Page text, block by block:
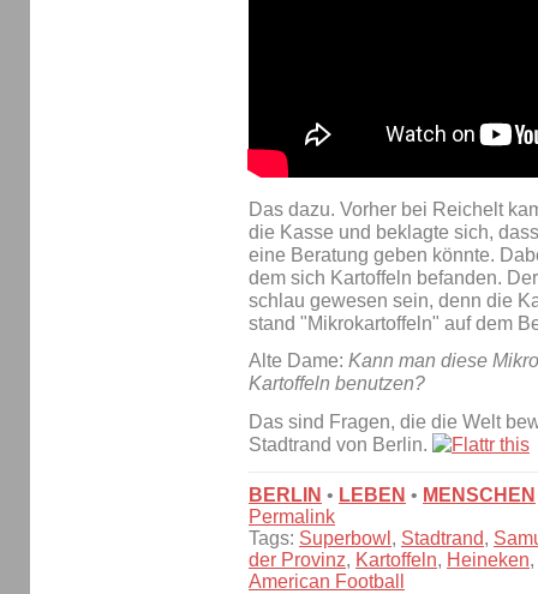
Das dazu. Vorher bei Reichelt
die Kasse und beklagte sich,
eine Beratung geben könnte.
dem sich Kartoffeln befanden.
schlau gewesen sein, denn die
stand "Mikrokartoffeln" auf dem
Alte Dame: Kann man diese
Kartoffeln benutzen?
Das sind Fragen, die die Welt
Stadtrand von Berlin.
BERLIN • LEBEN • MENSCHEN
Permalink
Tags: Superbowl , Stadtrand,
der Provinz, Kartoffeln, Heineken,
American Football